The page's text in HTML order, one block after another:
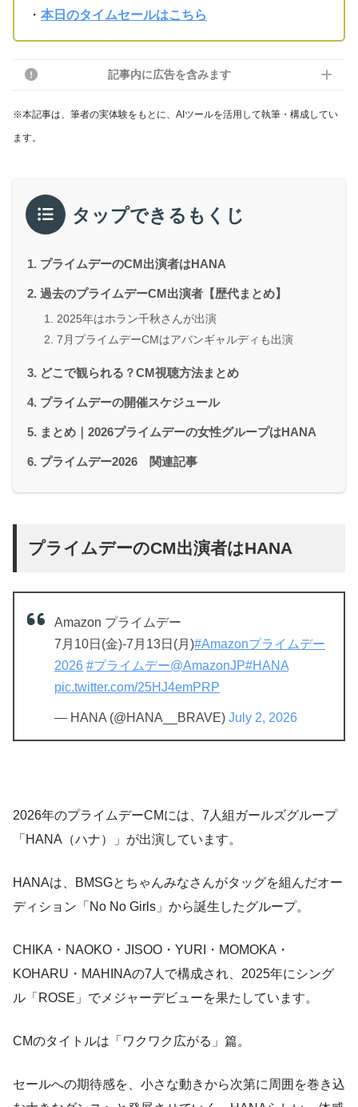
・本日のタイムセールはこちら
記事内に広告を含みます
※本記事は、筆者の実体験をもとに、AIツールを活用して執筆・構成してい
ます。
タップできるもくじ
プライムデーのCM出演者はHANA
過去のプライムデーCM出演者【歴代まとめ】
2025年はホラン千秋さんが出演
7月プライムデーCMはアバンギャルディも出演
どこで観られる？CM視聴方法まとめ
プライムデーの開催スケジュール
まとめ｜2026プライムデーの女性グループはHANA
プライムデー2026 関連記事
プライムデーのCM出演者はHANA
Amazon プライムデー
7月10日(金)-7月13日(月)#Amazonプライムデー
2026 #プライムデー@AmazonJP#HANA
pic.twitter.com/25HJ4emPRP
— HANA (@HANA__BRAVE) July 2, 2026
2026年のプライムデーCMには、7人組ガールズグループ
「HANA（ハナ）」が出演しています。
HANAは、BMSGとちゃんみなさんがタッグを組んだオー
ディション「No No Girls」から誕生したグループ。
CHIKA・NAOKO・JISOO・YURI・MOMOKA・
KOHARU・MAHINAの7人で構成され、2025年にシング
ル「ROSE」でメジャーデビューを果たしています。
CMのタイトルは「ワクワク広がる」篇。
セールへの期待感を、小さな動きから次第に周囲を巻き込